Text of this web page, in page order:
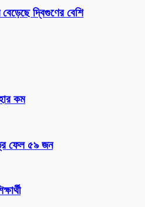
দ্বিগুণের বেশি
কম
ফেল ৫৯ জন